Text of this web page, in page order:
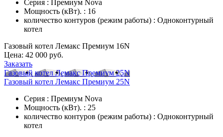
Серия : Премиум Nova
Мощность (кВт). : 16
количество контуров (режим работы) : Одноконтурный
котел
Газовый котел Лемакс Премиум 16N
Цена: 42 000 руб.
Заказать
Газовый котел Лемакс Премиум 25N
Газовый котел Лемакс Премиум 25N
Серия : Премиум Nova
Мощность (кВт). : 25
количество контуров (режим работы) : Одноконтурный
котел